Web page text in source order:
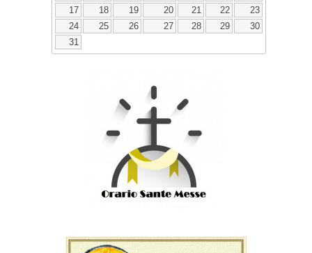
17
18 19 20 21 22
23
24
25 26 27 28 29
30
31